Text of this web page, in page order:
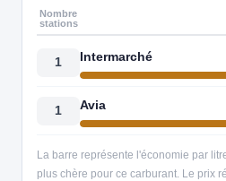
Nombre
stations
1 Intermarché
1 Avia
La barre représente l'économie par
plus chère pour ce carburant. Le prix